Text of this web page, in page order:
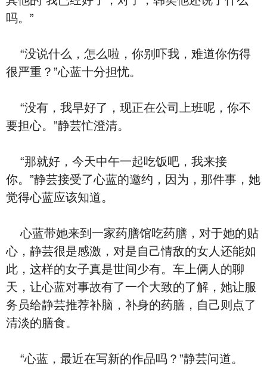
吗。”
“没说什么，怎么啦，你别吓我，难道你伤得
很严重？”心蓝十分担忧。
“没有，我早好了，现正在公司上班呢，你不
要担心。”静芸忙澄清。
“那就好，今天中午一起吃饭吧，我来接
你。”静芸接受了心蓝的邀约，因为，那件事，她
觉得心蓝应该知道。
心蓝带她来到一家药膳馆吃药膳，对于她的贴
心，静芸很是感激，对是自己情敌的女人还能如
此，这样的女子真是世间少有。车上俩人的聊
天，让心蓝对事故有了一个大致的了解，她让服
务员给静芸推荐补脑，补身的药膳，自己则点了
清淡的膳食。
“心蓝，最近在写新的作品吗？”静芸问道。